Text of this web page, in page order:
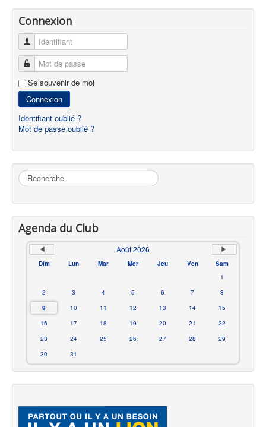
Connexion
Identifiant
Mot de passe
Se souvenir de moi
Connexion
Identifiant oublié ?
Mot de passe oublié ?
Rechercher
Agenda du Club
Août 2026
Dim Lun Mar Mer Jeu Ven
Sam
1
2
3 4 5 6 7
8
9
10 11 12 13 14
15
16
17 18 19 20 21
22
23
24 25 26 27 28
29
30
31